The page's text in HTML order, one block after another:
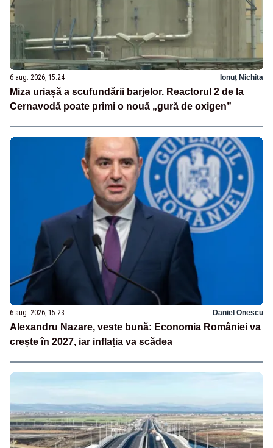
6 aug. 2026, 15:24 Ionuț Nichita
Miza uriașă a scufundării barjelor. Reactorul 2 de la
Cernavodă poate primi o nouă „gură de oxigen”
6 aug. 2026, 15:23 Daniel Onescu
Alexandru Nazare, veste bună: Economia României va
crește în 2027, iar inflația va scădea